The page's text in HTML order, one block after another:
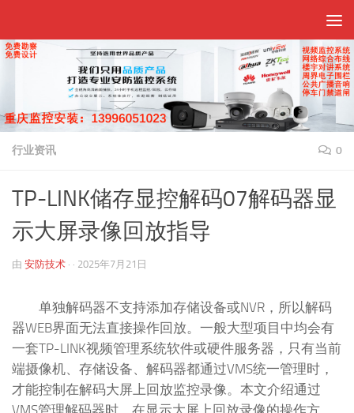
行业资讯 0
TP-LINK储存显控解码07解码器显
示大屏录像回放指导
由 安防技术 · · 2025年7月21日
单独解码器不支持添加存储设备或NVR，所以解码
器WEB界面无法直接操作回放。一般大型项目中均会有
一套TP-LINK视频管理系统软件或硬件服务器，只有当前
端摄像机、存储设备、解码器都通过VMS统一管理时，
才能控制在解码大屏上回放监控录像。本文介绍通过